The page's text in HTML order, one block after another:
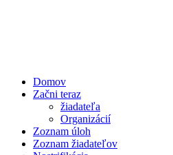
Domov
Začni teraz
žiadateľa
Organizácií
Zoznam úloh
Zoznam žiadateľov